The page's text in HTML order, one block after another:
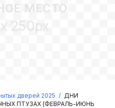
МЕСТО
250px
дверей 2025 / ДНИ
ПТУЗАХ (ФЕВРАЛЬ-ИЮНЬ